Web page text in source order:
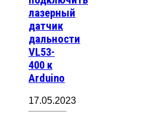
лазерный
датчик
дальности
VL53-
400 к
Arduino
17.05.2023